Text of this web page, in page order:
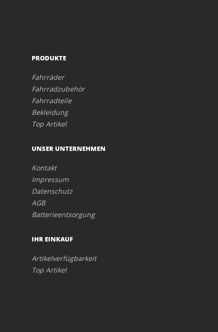
PRODUKTE
Fahrräder
Fahrradzubehör
Fahrradteile
Bekleidung
Top Artikel
UNSER UNTERNEHMEN
Kontakt
Impressum
Datenschutz
AGB
Batterieentsorgung
IHR EINKAUF
Artikelverfügbarkeit
Top Artikel